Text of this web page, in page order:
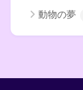
動物の夢